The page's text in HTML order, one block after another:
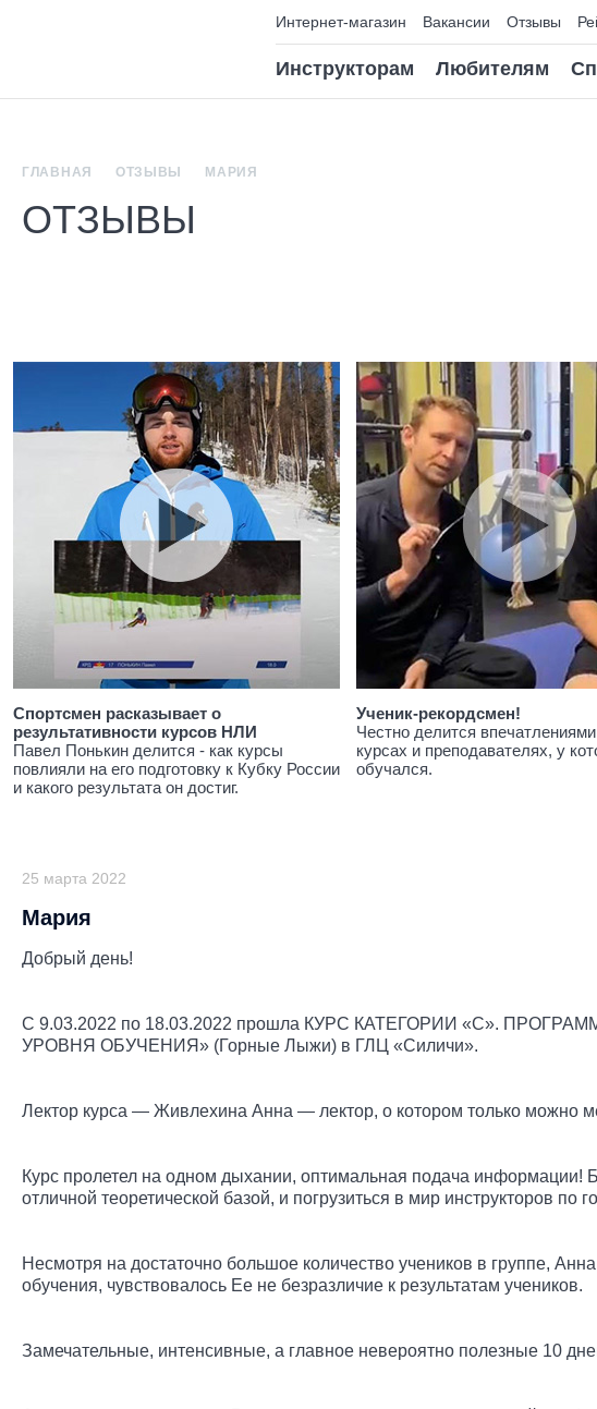
Интернет-магазин Вакансии Отзывы
Инструкторам Любителям
ГЛАВНАЯ ОТЗЫВЫ МАРИЯ
ОТЗЫВЫ
Спортсмен расказывает о
результативности курсов НЛИ
Павел Понькин делится - как курсы
повлияли на его подготовку к Кубку России
и какого результата он достиг.
Ученик-рекордсмен!
Честно делится
курсах и преподавателях, у
обучался.
25 марта 2022
Мария
Добрый день!
С 9.03.2022 по 18.03.2022 прошла КУРС КАТЕГОРИИ «C».
УРОВНЯ ОБУЧЕНИЯ» (Горные Лыжи) в ГЛЦ «Силичи».
Лектор курса — Живлехина Анна — лектор, о котором только можно
Курс пролетел на одном дыхании, оптимальная подача информации!
отличной теоретической базой, и погрузиться в мир инструкторов по
Несмотря на достаточно большое количество учеников в группе,
обучения, чувствовалось Ее не безразличие к результатам учеников.
Замечательные, интенсивные, а главное невероятно полезные 10